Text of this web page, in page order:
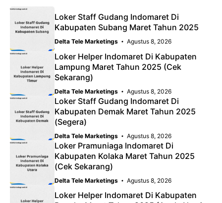
Loker Staff Gudang Indomaret Di
Kabupaten Subang Maret Tahun 2025
Delta Tele Marketings Agustus 8, 2026
Loker Helper Indomaret Di Kabupaten
Lampung Maret Tahun 2025 (Cek
Sekarang)
Delta Tele Marketings Agustus 8, 2026
Loker Staff Gudang Indomaret Di
Kabupaten Demak Maret Tahun 2025
(Segera)
Delta Tele Marketings Agustus 8, 2026
Loker Pramuniaga Indomaret Di
Kabupaten Kolaka Maret Tahun 2025
(Cek Sekarang)
Delta Tele Marketings Agustus 8, 2026
Loker Helper Indomaret Di Kabupaten